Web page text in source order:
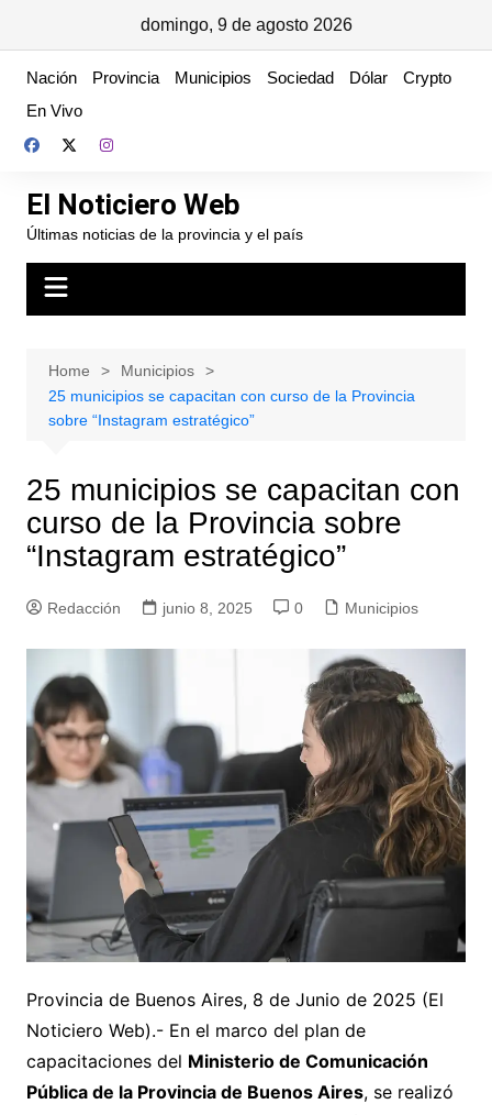
domingo, 9 de agosto 2026
content
Nación Provincia Municipios Sociedad Dólar
Crypto
En Vivo
El Noticiero Web
Últimas noticias de la provincia y el país
Home
Municipios
25 municipios se capacitan con curso de la Provincia
sobre “Instagram estratégico”
25 municipios se capacitan con
curso de la Provincia sobre
“Instagram estratégico”
Redacción junio 8, 2025 0 Municipios
Provincia de Buenos Aires, 8 de Junio de 2025 (El
Noticiero Web).- En el marco del plan de
capacitaciones del Ministerio de Comunicación
Pública de la Provincia de Buenos Aires, se realizó